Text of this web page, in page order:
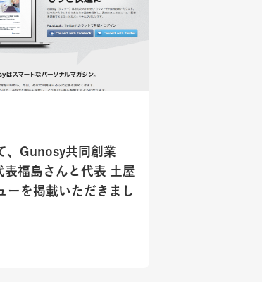
、Gunosy共同創業
福島さんと代表 土屋
ーを掲載いただきまし